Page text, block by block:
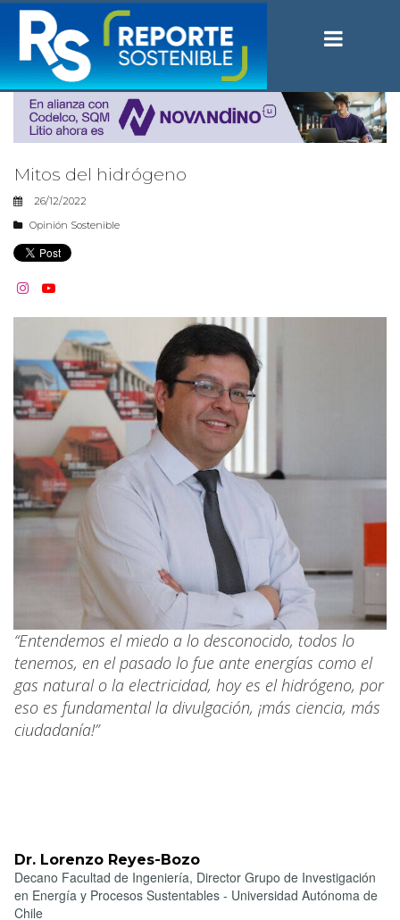
Mitos del hidrógeno
26/12/2022
Opinión Sostenible
 
“Entendemos el miedo a lo desconocido, todos lo
tenemos, en el pasado lo fue ante energías como el
gas natural o la electricidad, hoy es el hidrógeno, por
eso es fundamental la divulgación, ¡más ciencia, más
ciudadanía!”
Dr. Lorenzo Reyes-Bozo
Decano Facultad de Ingeniería, Director Grupo de Investigación
en Energía y Procesos Sustentables - Universidad Autónoma de
Chile